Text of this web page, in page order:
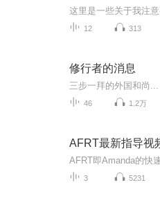
这里是一些关于我注
12 313
修行者的消息
三步一拜的外国和尚...
46 1.2万
AFRT最新指导视
3 5231